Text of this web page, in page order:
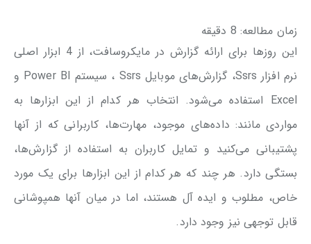
زمان مطالعه: 8 دقیقه
این روزها برای ارائه گزارش در مایکروسافت، از 4 ابزار اصلی
نرم افزار Ssrs، گزارش‌های موبایل Ssrs ، سیستم Power BI و
Excel استفاده می‌شود. انتخاب هر کدام از این ابزارها به
مواردی مانند: داده‌های موجود، مهارت‌ها، کاربرانی که از آنها
پشتیبانی می‌کنید و تمایل کاربران به استفاده از گزارش‌ها،
بستگی دارد. هر چند که هر کدام از این ابزارها برای یک مورد
خاص، مطلوب و ایده آل هستند، اما در میان آنها همپوشانی
قابل توجهی نیز وجود دارد.